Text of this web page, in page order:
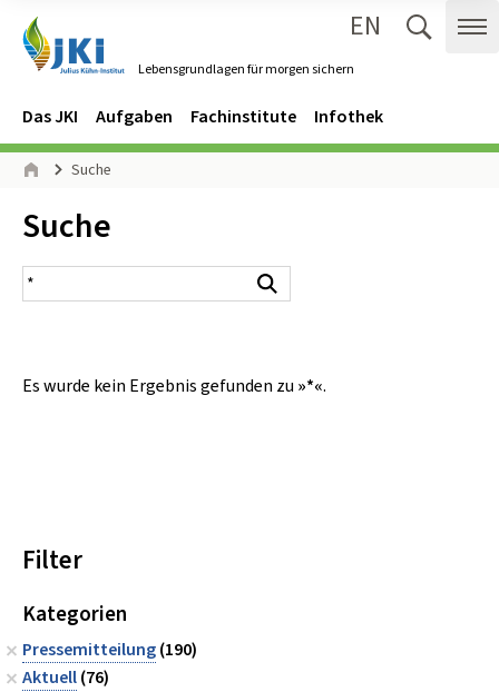
Lebensgrundlagen für morgen sichern
EN
Navigation
Hauptmenü
Das JKI Aufgaben Fachinstitute Infothek
Seitenpfad
Suche
Inhalt:
Suche
Suchergebnis
Es wurde kein Ergebnis gefunden zu »*«.
Filter
Kategorien
Pressemitteilung(190)
Aktuell(76)